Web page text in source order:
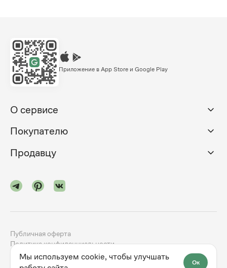
Приложение в App Store и Google Play
О сервисе
Покупателю
Продавцу
2024-2026godno.com dev.family
Публичная оферта
Политика конфиденциальности
Мы используем cookie, чтобы улучшать
Ок